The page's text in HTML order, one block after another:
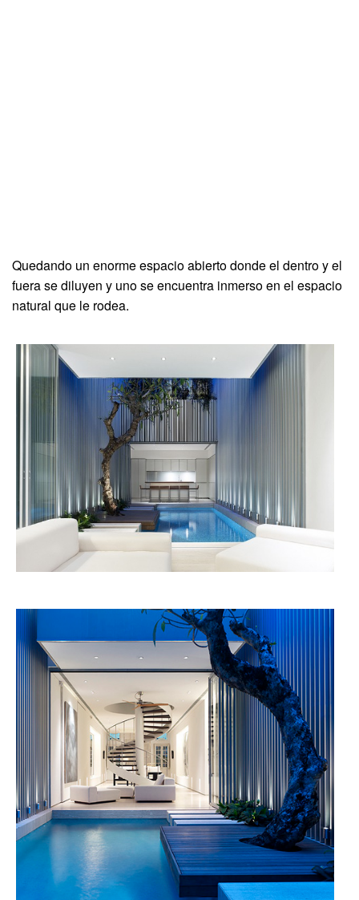
Quedando un enorme espacio abierto donde el dentro y el
fuera se diluyen y uno se encuentra inmerso en el espacio
natural que le rodea.